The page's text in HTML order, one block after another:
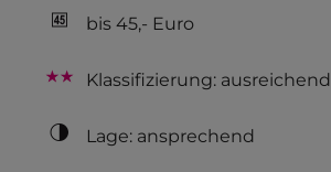
bis 45,- Euro
Klassifizierung: ausreichend
Lage: ansprechend